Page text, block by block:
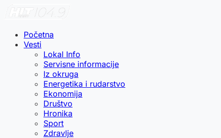
Početna
Vesti
Lokal Info
Servisne informacije
Iz okruga
Energetika i rudarstvo
Ekonomija
Društvo
Hronika
Sport
Zdravlje